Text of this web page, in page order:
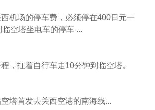
机场的停车费，必须停在400日元一
空塔坐电车的停车 ...
，扛着自行车走10分钟到临空塔。
塔首发去关西空港的南海线...